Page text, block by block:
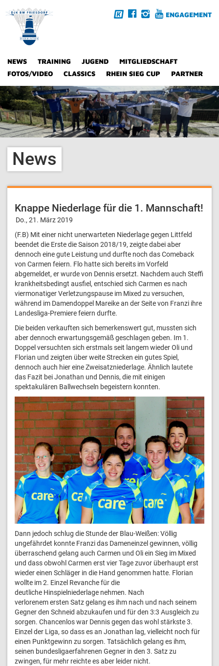
ENGAGEMENT
NEWS TRAINING JUGEND
MITGLIEDSCHAFT
FOTOS/VIDEO
CLASSICS RHEIN SIEG CUP PARTNER
News
Knappe Niederlage für die 1. Mannschaft!
Do., 21. März 2019
(F.B) Mit einer nicht unerwarteten Niederlage gegen Littfeld
beendet die Erste die Saison 2018/19, zeigte dabei aber
dennoch eine gute Leistung und durfte noch das Comeback
von Carmen feiern. Flo hatte sich bereits im Vorfeld
abgemeldet, er wurde von Dennis ersetzt. Nachdem auch Steffi
krankheitsbedingt ausfiel, entschied sich Carmen es nach
viermonatiger Verletzungspause im Mixed zu versuchen,
während im Damendoppel Mareike an der Seite von Franzi ihre
Landesliga-Premiere feiern durfte.
Die beiden verkauften sich bemerkenswert gut, mussten sich
aber dennoch erwartungsgemäß geschlagen geben. Im 1.
Doppel versuchten sich erstmals seit langem wieder Oli und
Florian und zeigten über weite Strecken ein gutes Spiel,
dennoch auch hier eine Zweisatzniederlage. Ähnlich lautete
das Fazit bei Jonathan und Dennis, die mit einigen
spektakulären Ballwechseln begeistern konnten.
Dann jedoch schlug die Stunde der Blau-Weißen: Völlig
ungefährdet konnte Franzi das Dameneinzel gewinnen, völlig
überraschend gelang auch Carmen und Oli ein Sieg im Mixed
und dass obwohl Carmen erst vier Tage zuvor überhaupt erst
wieder einen Schläger in die Hand genommen hatte. Florian
wollte im 2. Einzel Revanche für die
deutliche Hinspielniederlage nehmen. Nach
verlorenem ersten Satz gelang es ihm nach und nach seinem
Gegner den Schneid abzukaufen und für den 3:3 Ausgleich zu
sorgen. Chancenlos war Dennis gegen das wohl stärkste 3.
Einzel der Liga, so dass es an Jonathan lag, vielleicht noch für
einen Punktgewinn zu sorgen. Tatsächlich gelang es ihm,
seinen bundesligaerfahrenen Gegner in den 3. Satz zu
zwingen, für mehr reichte es aber leider nicht.